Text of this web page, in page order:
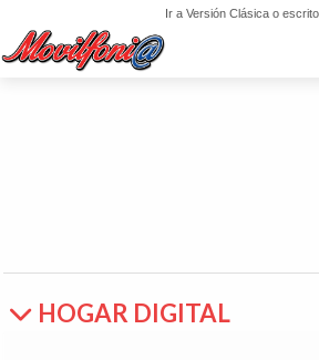
Ir a Versión Clásica o
HOGAR DIGITAL